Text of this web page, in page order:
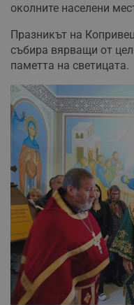
околните населени
Празникът на
събира вярващи от
паметта на светицата.